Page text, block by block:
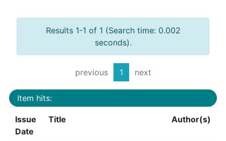
Results 1-1 of 1 (Search time: 0.002
seconds).
previous 1 next
Item hits:
Issue
Date
Title Author(s)